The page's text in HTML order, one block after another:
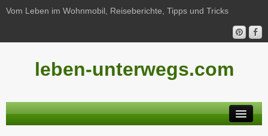
Vom Leben im Wohnmobil, Reiseberichte, Tipps und Tricks
leben-unterwegs.com